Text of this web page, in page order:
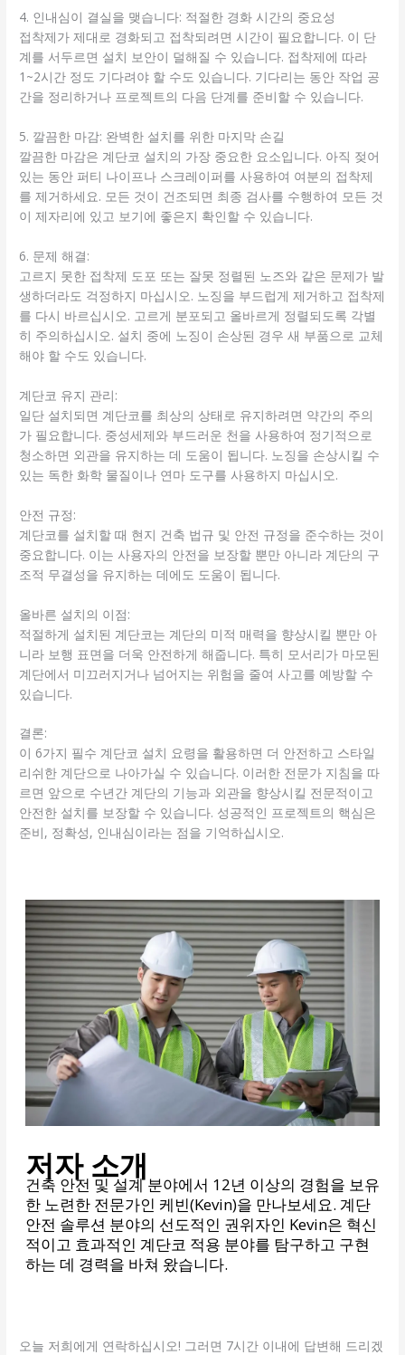
4. 인내심이 결실을 맺습니다: 적절한 경화 시간의 중요성
접착제가 제대로 경화되고 접착되려면 시간이 필요합니다. 이 단
계를 서두르면 설치 보안이 덜해질 수 있습니다. 접착제에 따라
1~2시간 정도 기다려야 할 수도 있습니다. 기다리는 동안 작업 공
간을 정리하거나 프로젝트의 다음 단계를 준비할 수 있습니다.
5. 깔끔한 마감: 완벽한 설치를 위한 마지막 손길
깔끔한 마감은 계단코 설치의 가장 중요한 요소입니다. 아직 젖어
있는 동안 퍼티 나이프나 스크레이퍼를 사용하여 여분의 접착제
를 제거하세요. 모든 것이 건조되면 최종 검사를 수행하여 모든 것
이 제자리에 있고 보기에 좋은지 확인할 수 있습니다.
6. 문제 해결:
고르지 못한 접착제 도포 또는 잘못 정렬된 노즈와 같은 문제가 발
생하더라도 걱정하지 마십시오. 노징을 부드럽게 제거하고 접착제
를 다시 바르십시오. 고르게 분포되고 올바르게 정렬되도록 각별
히 주의하십시오. 설치 중에 노징이 손상된 경우 새 부품으로 교체
해야 할 수도 있습니다.
계단코 유지 관리:
일단 설치되면 계단코를 최상의 상태로 유지하려면 약간의 주의
가 필요합니다. 중성세제와 부드러운 천을 사용하여 정기적으로
청소하면 외관을 유지하는 데 도움이 됩니다. 노징을 손상시킬 수
있는 독한 화학 물질이나 연마 도구를 사용하지 마십시오.
안전 규정:
계단코를 설치할 때 현지 건축 법규 및 안전 규정을 준수하는 것이
중요합니다. 이는 사용자의 안전을 보장할 뿐만 아니라 계단의 구
조적 무결성을 유지하는 데에도 도움이 됩니다.
올바른 설치의 이점:
적절하게 설치된 계단코는 계단의 미적 매력을 향상시킬 뿐만 아
니라 보행 표면을 더욱 안전하게 해줍니다. 특히 모서리가 마모된
계단에서 미끄러지거나 넘어지는 위험을 줄여 사고를 예방할 수
있습니다.
결론:
이 6가지 필수 계단코 설치 요령을 활용하면 더 안전하고 스타일
리쉬한 계단으로 나아가실 수 있습니다. 이러한 전문가 지침을 따
르면 앞으로 수년간 계단의 기능과 외관을 향상시킬 전문적이고
안전한 설치를 보장할 수 있습니다. 성공적인 프로젝트의 핵심은
준비, 정확성, 인내심이라는 점을 기억하십시오.
저자 소개
건축 안전 및 설계 분야에서 12년 이상의 경험을 보유
한 노련한 전문가인 케빈(Kevin)을 만나보세요. 계단
안전 솔루션 분야의 선도적인 권위자인 Kevin은 혁신
적이고 효과적인 계단코 적용 분야를 탐구하고 구현
하는 데 경력을 바쳐 왔습니다.
오늘 저희에게 연락하십시오! 그러면 7시간 이내에 답변해 드리겠